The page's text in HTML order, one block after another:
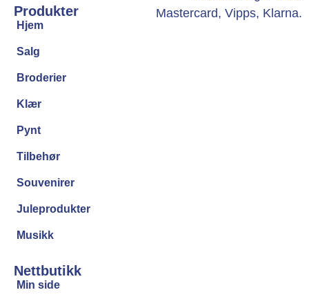
Produkter
Hjem
Salg
Broderier
Klær
Pynt
Tilbehør
Souvenirer
Juleprodukter
Musikk
Nettbutikk
Min side